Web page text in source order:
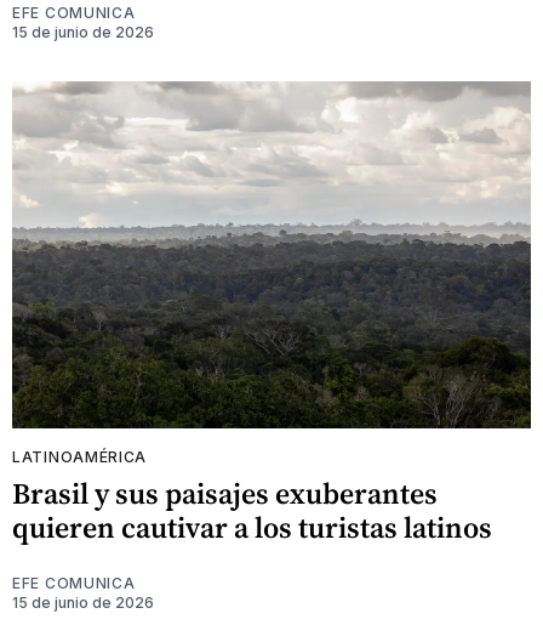
EFE COMUNICA
15 de junio de 2026
LATINOAMÉRICA
Brasil y sus paisajes exuberantes
quieren cautivar a los turistas latinos
EFE COMUNICA
15 de junio de 2026